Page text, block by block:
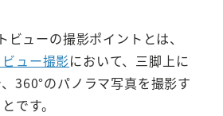
ューの撮影ポイントとは、
ュー撮影において、三脚上に
360°のパノラマ写真を撮影す
です。